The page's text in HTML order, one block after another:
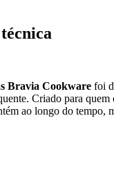
Bravia Cookware foi
Criado para
ao longo do tempo,